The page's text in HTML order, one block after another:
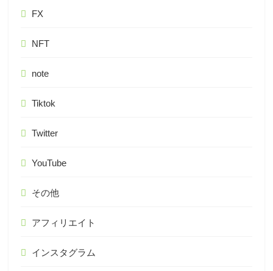
FX
NFT
note
Tiktok
Twitter
YouTube
その他
アフィリエイト
インスタグラム